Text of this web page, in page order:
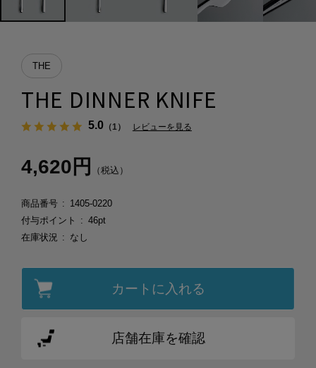
THE
THE DINNER KNIFE
5.0（1） レビューを見る
4,620円 （税込）
商品番号
1405-0220
付与ポイント
46pt
在庫状況
なし
カートに入れる
店舗在庫を確認